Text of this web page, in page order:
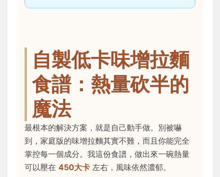
自製低卡味增拉麵
食譜：熱量砍半的
魔法
最根本的解決方案，就是自己動手做。別被嚇
到，家庭版的味增拉麵其實不難，而且你能完全
掌控每一個成分。我這份食譜，做出來一碗熱量
可以壓在 450大卡 左右，風味依然濃郁。